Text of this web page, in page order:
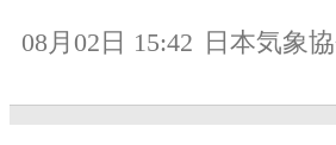
08月02日 15:42 日本気象